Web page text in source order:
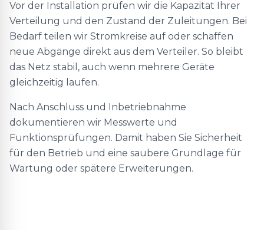
Vor der Installation prüfen wir die Kapazität Ihrer
Verteilung und den Zustand der Zuleitungen. Bei
Bedarf teilen wir Stromkreise auf oder schaffen
neue Abgänge direkt aus dem Verteiler. So bleibt
das Netz stabil, auch wenn mehrere Geräte
gleichzeitig laufen.
Nach Anschluss und Inbetriebnahme
dokumentieren wir Messwerte und
Funktionsprüfungen. Damit haben Sie Sicherheit
für den Betrieb und eine saubere Grundlage für
Wartung oder spätere Erweiterungen.